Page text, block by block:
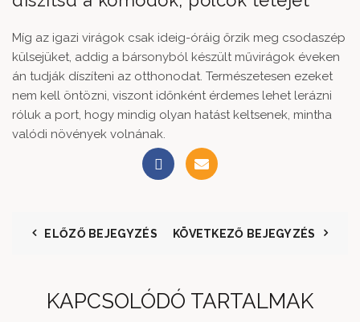
Míg az igazi virágok csak ideig-óráig őrzik meg csodaszép
külsejüket, addig a bársonyból készült művirágok éveken
án tudják díszíteni az otthonodat. Természetesen ezeket
nem kell öntözni, viszont időnként érdemes lehet lerázni
róluk a port, hogy mindig olyan hatást keltsenek, mintha
valódi növények volnának.
ELŐZŐ BEJEGYZÉS KÖVETKEZŐ BEJEGYZÉS
KAPCSOLÓDÓ TARTALMAK